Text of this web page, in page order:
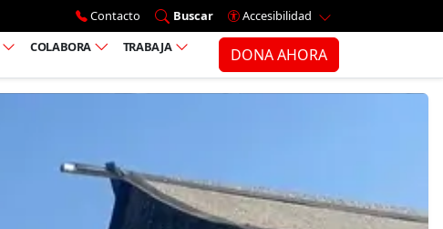
Ir al menú principal
Contacto Buscar
Accesibilidad
COLABORA TRABAJA DONA AHORA